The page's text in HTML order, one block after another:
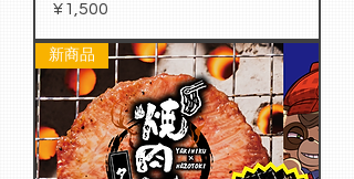
Price
¥1,500
新商品